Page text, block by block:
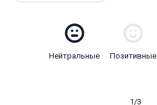
Нейтральные Позитивные
1/3